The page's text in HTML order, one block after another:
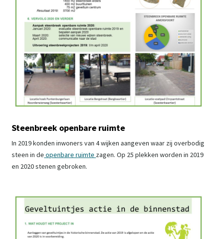
Steenbreek openbare ruimte
In 2019 konden inwoners van 4 wijken aangeven waar zij overbodig
steen in de openbare ruimte zagen. Op 25 plekken worden in 2019
en 2020 stenen gebroken.